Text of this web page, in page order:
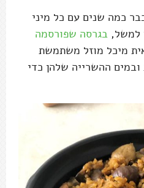
כמה שנים עם כל מיני
למשל, בגרסה שפורסמה
מיכל מוזל משתמשת
ובמים ההשרייה שלהן כדי